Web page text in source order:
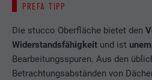
PREFA TIPP
Die stucco Oberfläche bietet den
Widerstandsfähigkeit und ist
Bearbeitungsspuren. Aus den
Betrachtungsabständen von